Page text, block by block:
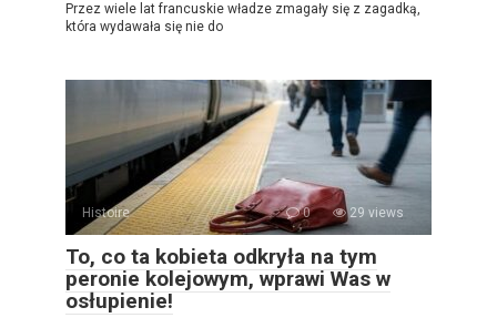
Przez wiele lat francuskie władze zmagały się z zagadką,
która wydawała się nie do
Histoire 0 29 views
To, co ta kobieta odkryła na tym
peronie kolejowym, wprawi Was w
osłupienie!